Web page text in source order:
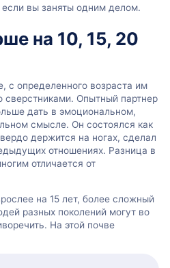
вы заняты одним делом.
на 10, 15, 20
с определенного возраста им
сверстниками. Опытный партнер
дать в эмоциональном,
смысле. Он состоялся как
держится на ногах, сделал
отношениях. Разница в
отличается от
на 15 лет, более сложный
разных поколений могут во
На этой почве